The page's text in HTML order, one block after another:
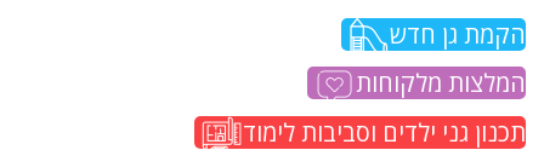
הקמת גן חדש
המלצות מלקוחות
תכנון גני ילדים וסביבות לימוד